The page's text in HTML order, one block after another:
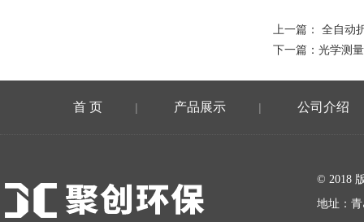
上一篇： 全自动
下一篇： 光学测
首 页 | 产品展示 | 公司介绍
© 2018
地址：